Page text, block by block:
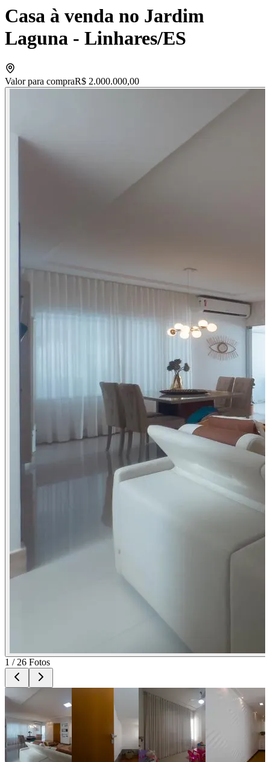
Casa à venda no Jardim
Laguna - Linhares/ES
Valor para compraR$ 2.000.000,00
1 / 26 Fotos